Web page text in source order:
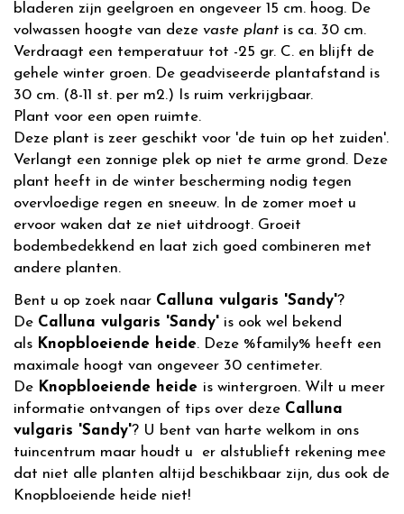
bladeren zijn geelgroen en ongeveer 15 cm. hoog. De
volwassen hoogte van deze vaste plant is ca. 30 cm.
Verdraagt een temperatuur tot -25 gr. C. en blijft de
gehele winter groen. De geadviseerde plantafstand is
30 cm. (8-11 st. per m2.) Is ruim verkrijgbaar.
Plant voor een open ruimte.
Deze plant is zeer geschikt voor 'de tuin op het zuiden'.
Verlangt een zonnige plek op niet te arme grond. Deze
plant heeft in de winter bescherming nodig tegen
overvloedige regen en sneeuw. In de zomer moet u
ervoor waken dat ze niet uitdroogt. Groeit
bodembedekkend en laat zich goed combineren met
andere planten.
Bent u op zoek naar Calluna vulgaris 'Sandy'?
De Calluna vulgaris 'Sandy' is ook wel bekend
als Knopbloeiende heide. Deze %family% heeft een
maximale hoogt van ongeveer 30 centimeter.
De Knopbloeiende heide is wintergroen. Wilt u meer
informatie ontvangen of tips over deze Calluna
vulgaris 'Sandy'? U bent van harte welkom in ons
tuincentrum maar houdt u er alstublieft rekening mee
dat niet alle planten altijd beschikbaar zijn, dus ook de
Knopbloeiende heide niet!